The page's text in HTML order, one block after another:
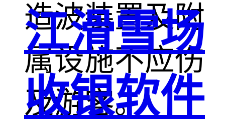
造波装置及附
属设施不应伤
及游客。
江滑雪场
收银软件